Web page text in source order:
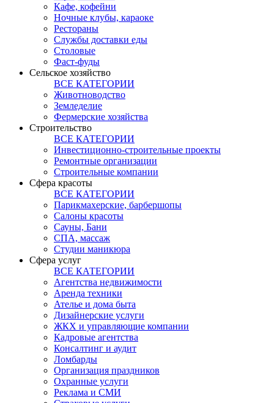
Кафе, кофейни
Ночные клубы, караоке
Рестораны
Службы доставки еды
Столовые
Фаст-фуды
Сельское хозяйство
ВСЕ КАТЕГОРИИ
Животноводство
Земледелие
Фермерские хозяйства
Строительство
ВСЕ КАТЕГОРИИ
Инвестиционно-строительные проекты
Ремонтные организации
Строительные компании
Сфера красоты
ВСЕ КАТЕГОРИИ
Парикмахерские, барбершопы
Салоны красоты
Сауны, Бани
СПА, массаж
Студии маникюра
Сфера услуг
ВСЕ КАТЕГОРИИ
Агентства недвижимости
Аренда техники
Ателье и дома быта
Дизайнерские услуги
ЖКХ и управляющие компании
Кадровые агентства
Консалтинг и аудит
Ломбарды
Организация праздников
Охранные услуги
Реклама и СМИ